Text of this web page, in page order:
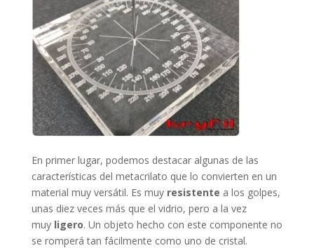
En primer lugar, podemos destacar algunas de las
características del metacrilato que lo convierten en un
material muy versátil. Es muy resistente a los golpes,
unas diez veces más que el vidrio, pero a la vez
muy ligero. Un objeto hecho con este componente no
se romperá tan fácilmente como uno de cristal.